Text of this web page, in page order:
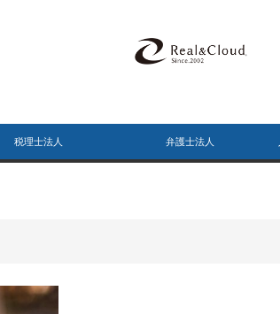
税理士法人 弁護士法人